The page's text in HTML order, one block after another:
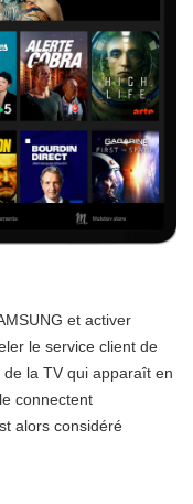
et activer
le service client de
la TV qui apparaît en
connectent
alors considéré